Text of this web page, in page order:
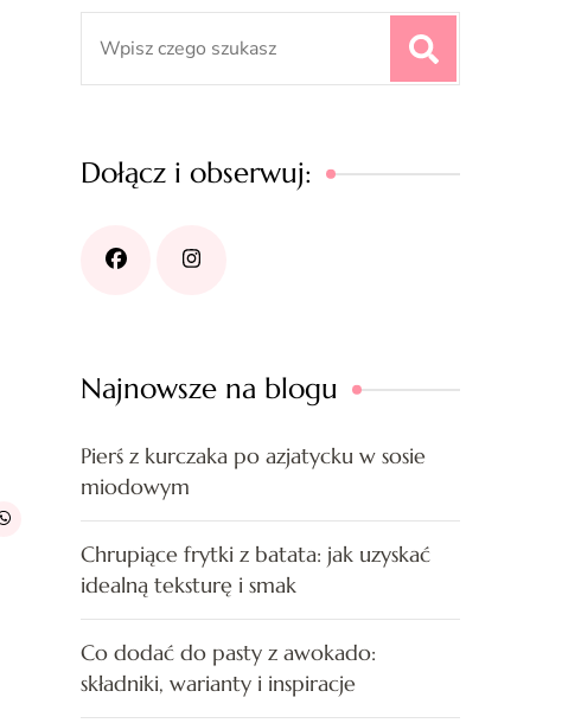
Dołącz i obserwuj:
Najnowsze na blogu
Pierś z kurczaka po azjatycku w sosie
miodowym
Chrupiące frytki z batata: jak uzyskać
idealną teksturę i smak
Co dodać do pasty z awokado:
składniki, warianty i inspiracje